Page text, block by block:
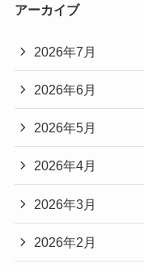
アーカイブ
2026年7月
2026年6月
2026年5月
2026年4月
2026年3月
2026年2月